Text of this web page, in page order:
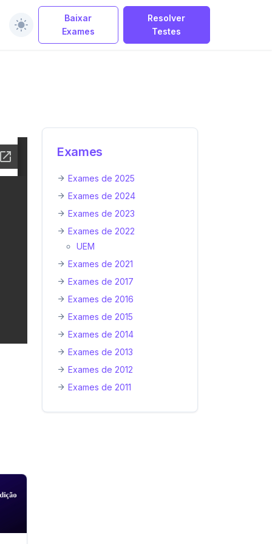
Baixar
Exames
Resolver
Testes
Exames
Exames de 2025
Exames de 2024
Exames de 2023
Exames de 2022
UEM
Exames de 2021
Exames de 2017
Exames de 2016
Exames de 2015
Exames de 2014
Exames de 2013
Exames de 2012
Exames de 2011